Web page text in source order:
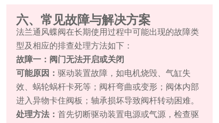
六、常见故障与解决方案
法兰通风蝶阀在长期使用过程中可能出现的故障类
型及相应的排查处理方法如下：
故障一：阀门无法开启或关闭
可能原因：驱动装置故障，如电机烧毁、气缸失
效、蜗轮蜗杆卡死等；阀杆弯曲或变形；阀体内部
进入异物卡住阀板；轴承损坏导致阀杆转动困难。
处理方法：首先切断驱动装置电源或气源，检查驱